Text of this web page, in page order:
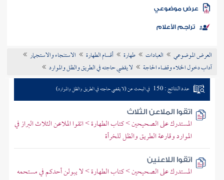
الكتب
موضوعي
تراجم الأعلام
العرض الموضوعي العبادات طهارة أقسام الطهارة
الاستنجاء والاستجمار
آداب دخول الخلاء وقضاء الحاجة
لا يقضي حاجته في الطريق والظل والموارد
عدد النتائج : 150 في البحث عن (لا يقضي حاجته في الطريق والظل والموارد)
اتقوا الملاعن الثلاث
المستدرك على الصحيحين > كتاب الطهارة > اتقوا الملاعن الثلاث البراز في
الموارد وقارعة الطريق والظل للخرأة
اتقوا اللاعنين
المستدرك على الصحيحين > كتاب الطهارة > لا يبولن أحدكم في مستحمه